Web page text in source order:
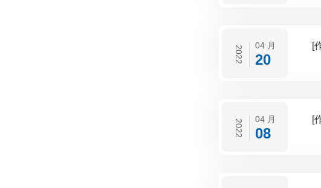
2022 04 月
20
2022 04 月
08